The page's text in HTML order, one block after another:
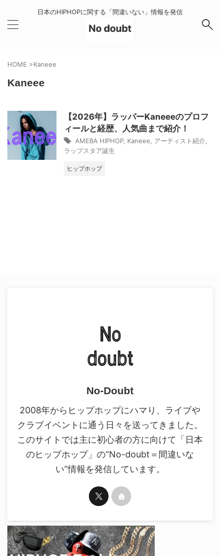
日本のHIPHOPに関する「間違いない」情報を発信
HOME >Kaneee
Kaneee
【2026年】ラッパーKaneeeのプロフ
ィールと経歴、人気曲まで紹介！
AMEBA HIPHOP, Kaneee アーティスト紹介
ラップスタア誕生
ヒップホップ
No-Doubt
2008年からヒップホップにハマり、ライブや
クラブイベントに通う日々を送ってきました。
このサイトでは主に初心者の方に向けて「日本
のヒップホップ」の“No-doubt＝間違いな
い”情報を発信しています。